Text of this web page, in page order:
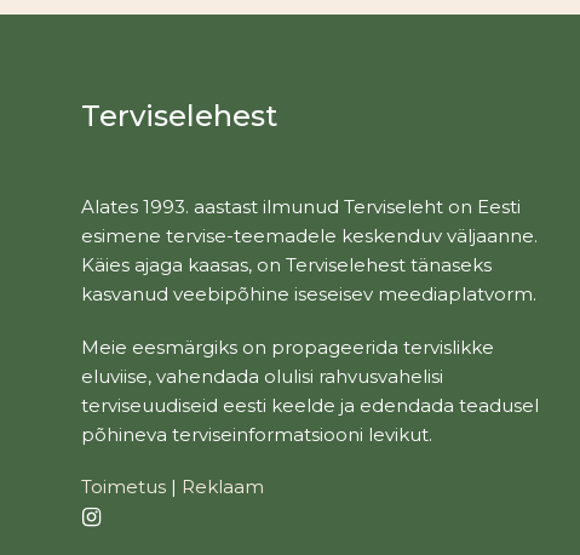
Terviselehest
Alates 1993. aastast ilmunud Terviseleht on Eesti
esimene tervise-teemadele keskenduv väljaanne.
Käies ajaga kaasas, on Terviselehest tänaseks
kasvanud veebipõhine iseseisev meediaplatvorm.
Meie eesmärgiks on propageerida tervislikke
eluviise, vahendada olulisi rahvusvahelisi
terviseuudiseid eesti keelde ja edendada teadusel
põhineva terviseinformatsiooni levikut.
Toimetus | Reklaam